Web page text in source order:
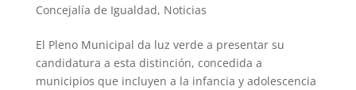
Concejalía de Igualdad, Noticias
El Pleno Municipal da luz verde a presentar su
candidatura a esta distinción, concedida a
municipios que incluyen a la infancia y adolescencia